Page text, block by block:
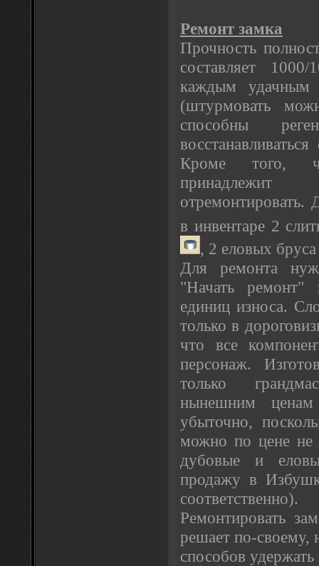
Ремонт замка
Прочность
составляет
каждым
(штурмовать
способны
Кроме того,
отремонтировать.
в инвентаре 2
, 2 еловых
Для ремонта
"Начать ремонт"
единиц износа.
только в
что все
персонаж.
только
нынешним ценам
убыточно,
можно по цене не
дубовые и
продажу в
соответственно).
Ремонтировать
решает по-своему,
способов удержать